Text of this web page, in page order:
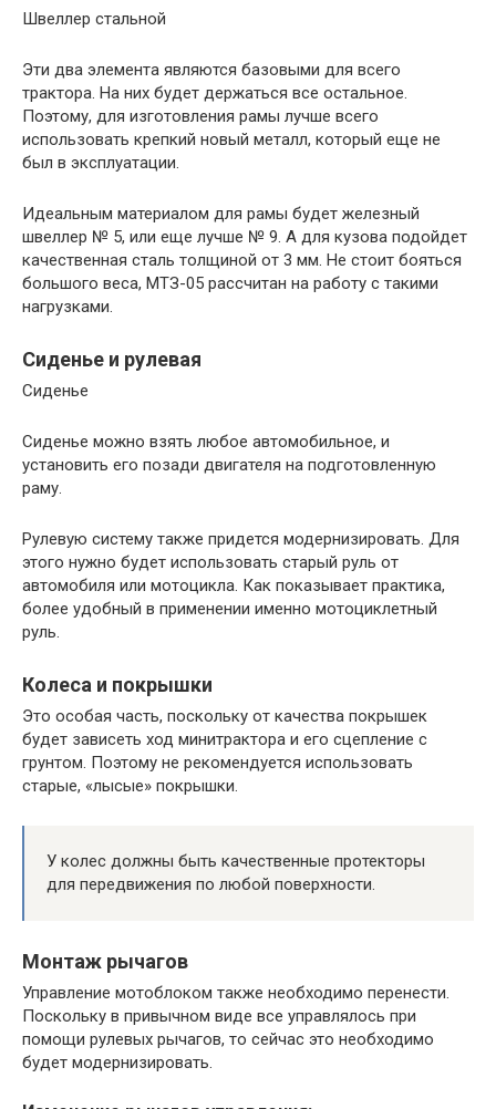
Швеллер стальной
Эти два элемента являются базовыми для всего
трактора. На них будет держаться все остальное.
Поэтому, для изготовления рамы лучше всего
использовать крепкий новый металл, который еще не
был в эксплуатации.
Идеальным материалом для рамы будет железный
швеллер № 5, или еще лучше № 9. А для кузова подойдет
качественная сталь толщиной от 3 мм. Не стоит бояться
большого веса, МТЗ-05 рассчитан на работу с такими
нагрузками.
Сиденье и рулевая
Сиденье
Сиденье можно взять любое автомобильное, и
установить его позади двигателя на подготовленную
раму.
Рулевую систему также придется модернизировать. Для
этого нужно будет использовать старый руль от
автомобиля или мотоцикла. Как показывает практика,
более удобный в применении именно мотоциклетный
руль.
Колеса и покрышки
Это особая часть, поскольку от качества покрышек
будет зависеть ход минитрактора и его сцепление с
грунтом. Поэтому не рекомендуется использовать
старые, «лысые» покрышки.
У колес должны быть качественные протекторы
для передвижения по любой поверхности.
Монтаж рычагов
Управление мотоблоком также необходимо перенести.
Поскольку в привычном виде все управлялось при
помощи рулевых рычагов, то сейчас это необходимо
будет модернизировать.